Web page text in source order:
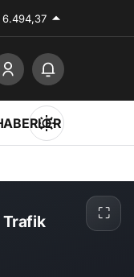
6.494,37
Mod
değiştir
Trafik
⛶
Tam